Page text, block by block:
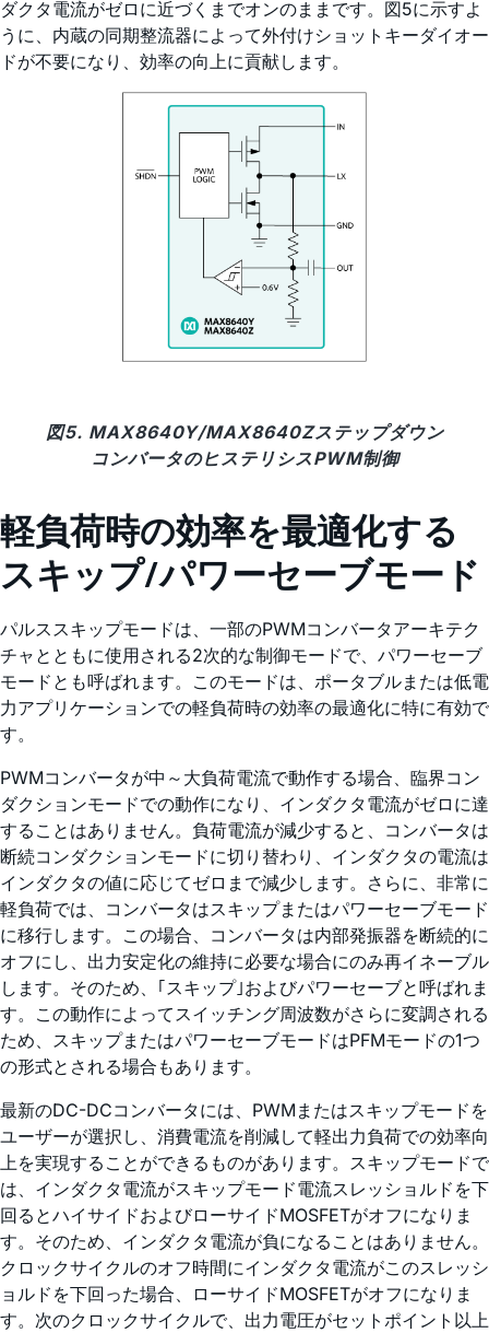
ダクタ電流がゼロに近づくまでオンのままです。図5に示すよ
うに、内蔵の同期整流器によって外付けショットキーダイオー
ドが不要になり、効率の向上に貢献します。
図5. MAX8640Y/MAX8640Zステップダウン
コンバータのヒステリシスPWM制御
軽負荷時の効率を最適化する
スキップ/パワーセーブモード
パルススキップモードは、一部のPWMコンバータアーキテク
チャとともに使用される2次的な制御モードで、パワーセーブ
モードとも呼ばれます。このモードは、ポータブルまたは低電
力アプリケーションでの軽負荷時の効率の最適化に特に有効で
す。
PWMコンバータが中～大負荷電流で動作する場合、臨界コン
ダクションモードでの動作になり、インダクタ電流がゼロに達
することはありません。負荷電流が減少すると、コンバータは
断続コンダクションモードに切り替わり、インダクタの電流は
インダクタの値に応じてゼロまで減少します。さらに、非常に
軽負荷では、コンバータはスキップまたはパワーセーブモード
に移行します。この場合、コンバータは内部発振器を断続的に
オフにし、出力安定化の維持に必要な場合にのみ再イネーブル
します。そのため、｢スキップ｣およびパワーセーブと呼ばれま
す。この動作によってスイッチング周波数がさらに変調される
ため、スキップまたはパワーセーブモードはPFMモードの1つ
の形式とされる場合もあります。
最新のDC-DCコンバータには、PWMまたはスキップモードを
ユーザーが選択し、消費電流を削減して軽出力負荷での効率向
上を実現することができるものがあります。スキップモードで
は、インダクタ電流がスキップモード電流スレッショルドを下
回るとハイサイドおよびローサイドMOSFETがオフになりま
す。そのため、インダクタ電流が負になることはありません。
クロックサイクルのオフ時間にインダクタ電流がこのスレッシ
ョルドを下回った場合、ローサイドMOSFETがオフになりま
す。次のクロックサイクルで、出力電圧がセットポイント以上